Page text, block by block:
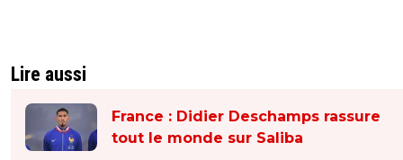
Lire aussi
France : Didier Deschamps rassure
tout le monde sur Saliba